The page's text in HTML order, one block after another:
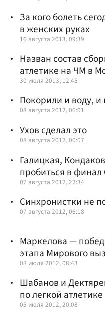
За кого болеть
в женских руках
16 августа 2013, 09:39
Назван состав
атлетике на ЧМ в
30 июля 2013, 12:45
Покорили и воду, и
08 августа 2012, 06:01
Ухов сделал это
08 августа 2012, 00:07
Галицкая,
пробиться в
07 августа 2012, 22:34
Синхронистки не
07 августа 2012, 06:18
Маркелова —
этапа Мирового
08 июля 2012, 08:43
Шабанов и
по легкой
05 июля 2012, 20:08